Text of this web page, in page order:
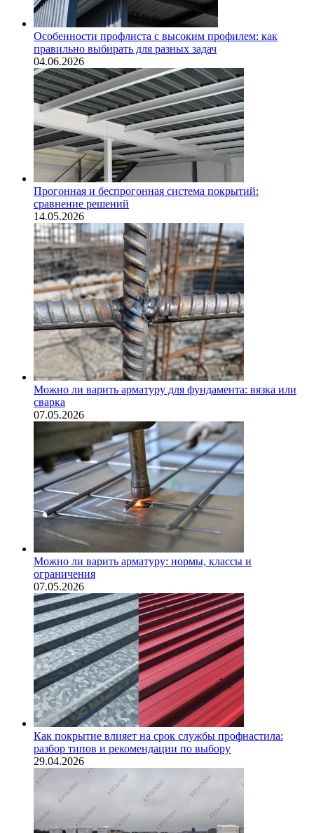
Особенности профлиста с высоким профилем: как
правильно выбирать для разных задач
04.06.2026
Прогонная и беспрогонная система покрытий:
сравнение решений
14.05.2026
Можно ли варить арматуру для фундамента: вязка или
сварка
07.05.2026
Можно ли варить арматуру: нормы, классы и
ограничения
07.05.2026
Как покрытие влияет на срок службы профнастила:
разбор типов и рекомендации по выбору
29.04.2026